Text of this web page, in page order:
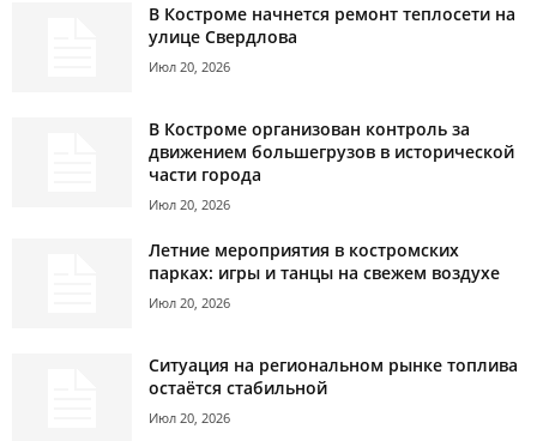
В Костроме начнется ремонт теплосети на
улице Свердлова
Июл 20, 2026
В Костроме организован контроль за
движением большегрузов в исторической
части города
Июл 20, 2026
Летние мероприятия в костромских
парках: игры и танцы на свежем воздухе
Июл 20, 2026
Ситуация на региональном рынке топлива
остаётся стабильной
Июл 20, 2026